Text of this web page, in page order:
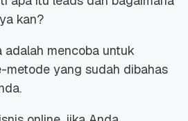
kan?
adalah mencoba untuk
metode yang sudah dibahas